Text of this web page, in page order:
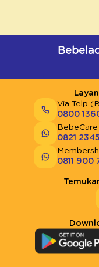
Via Telp
0800
0821
0811 900